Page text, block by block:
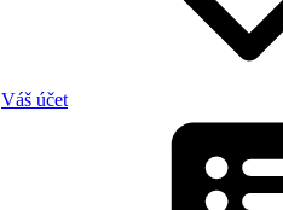
Váš účet